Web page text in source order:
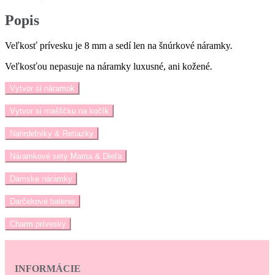
Popis
Veľkosť prívesku je 8 mm a sedí len na šnúrkové náramky.
Veľkosťou nepasuje na náramky luxusné, ani kožené.
Vytvor si náramok
Vytvor si mašličku na kočík
Náhrdelníky & Retiazky
Náramkové sety Mama & Dieťa
Dámske náramky
Darčekové balenie
Charm prívesky
INFORMÁCIE